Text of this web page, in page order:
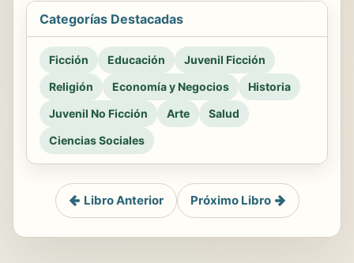
Categorías Destacadas
Ficción Educación
Juvenil Ficción
Religión
Economía y Negocios
Historia
Juvenil No Ficción
Arte
Salud
Ciencias Sociales
Libro Anterior Próximo Libro